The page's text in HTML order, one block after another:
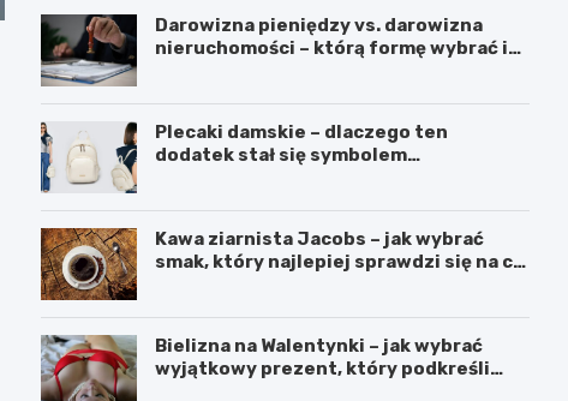
Darowizna pieniędzy vs. darowizna
nieruchomości – którą formę wybrać i
Plecaki damskie – dlaczego ten
dodatek stał się symbolem
Kawa ziarnista Jacobs – jak wybrać
smak, który najlepiej sprawdzi się na co
Bielizna na Walentynki – jak wybrać
wyjątkowy prezent, który podkreśli